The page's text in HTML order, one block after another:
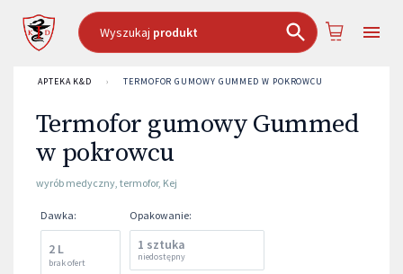
Wyszukaj produkt
APTEKA K&D › TERMOFOR GUMOWY GUMMED W POKROWCU
Termofor gumowy Gummed
w pokrowcu
wyrób medyczny, termofor, Kej
Dawka:
2 L
brak ofert
Opakowanie:
1 sztuka
niedostępny